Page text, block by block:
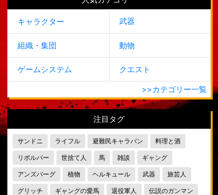
キャラクター 武器
組織・集団 動物
ゲームシステム クエスト
>>カテゴリー一覧
注目タグ
サンドニ ライフル 避難民キャラバン 料理と酒
リボルバー 世捨て人 馬 雑談 ギャング
アンズバーグ 植物 ヘルキュール 武器 旅芸人
グリッチ ギャングの愛馬 退役軍人 伝説のガンマン